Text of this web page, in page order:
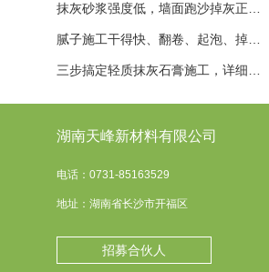
抹灰砂浆强度低，墙面跑沙掉灰正…
腻子施工干得快、翻卷、起泡、掉…
三步搞定轻质抹灰石膏施工，详细…
湖南天峰新材料有限公司
电话：0731-85163529
地址：湖南省长沙市开福区
招募合伙人